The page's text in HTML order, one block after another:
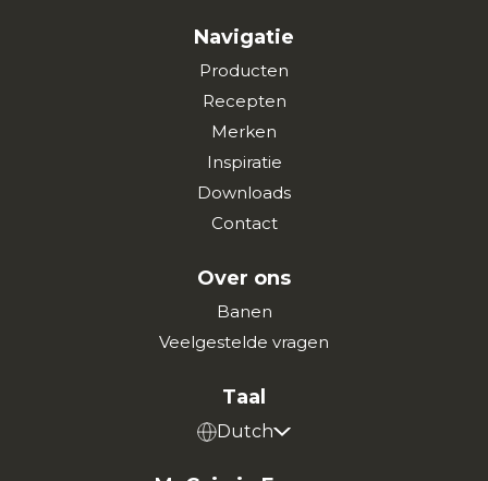
Navigatie
Producten
Recepten
Merken
Inspiratie
Downloads
Contact
Over ons
Banen
Veelgestelde vragen
Taal
Dutch